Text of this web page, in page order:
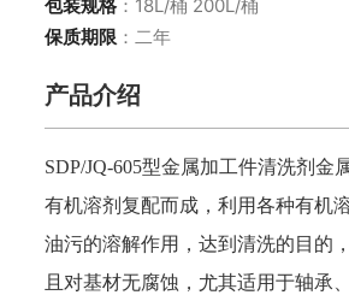
包装规格：18L/桶 200L/桶
保质期限 ：二年
产品介绍
SDP/JQ-605型金属加工件清洗剂金
有机溶剂复配而成，利用各种有机
油污的溶解作用，达到清洗的目的
且对基材无腐蚀，尤其适用于轴承